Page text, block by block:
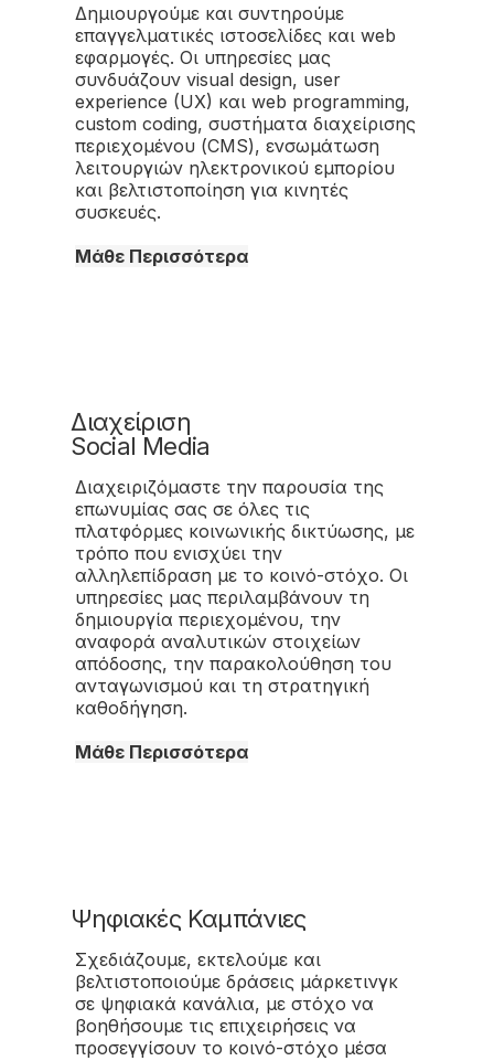
Δημιουργούμε και συντηρούμε
επαγγελματικές ιστοσελίδες και web
εφαρμογές. Οι υπηρεσίες μας
συνδυάζουν visual design, user
experience (UX) και web programming,
custom coding, συστήματα διαχείρισης
περιεχομένου (CMS), ενσωμάτωση
λειτουργιών ηλεκτρονικού εμπορίου
και βελτιστοποίηση για κινητές
συσκευές.
Μάθε Περισσότερα
Διαχείριση
Social Media
Διαχειριζόμαστε την παρουσία της
επωνυμίας σας σε όλες τις
πλατφόρμες κοινωνικής δικτύωσης, με
τρόπο που ενισχύει την
αλληλεπίδραση με το κοινό-στόχο. Οι
υπηρεσίες μας περιλαμβάνουν τη
δημιουργία περιεχομένου, την
αναφορά αναλυτικών στοιχείων
απόδοσης, την παρακολούθηση του
ανταγωνισμού και τη στρατηγική
καθοδήγηση.
Μάθε Περισσότερα
Ψηφιακές Καμπάνιες
Σχεδιάζουμε, εκτελούμε και
βελτιστοποιούμε δράσεις μάρκετινγκ
σε ψηφιακά κανάλια, με στόχο να
βοηθήσουμε τις επιχειρήσεις να
προσεγγίσουν το κοινό-στόχο μέσα